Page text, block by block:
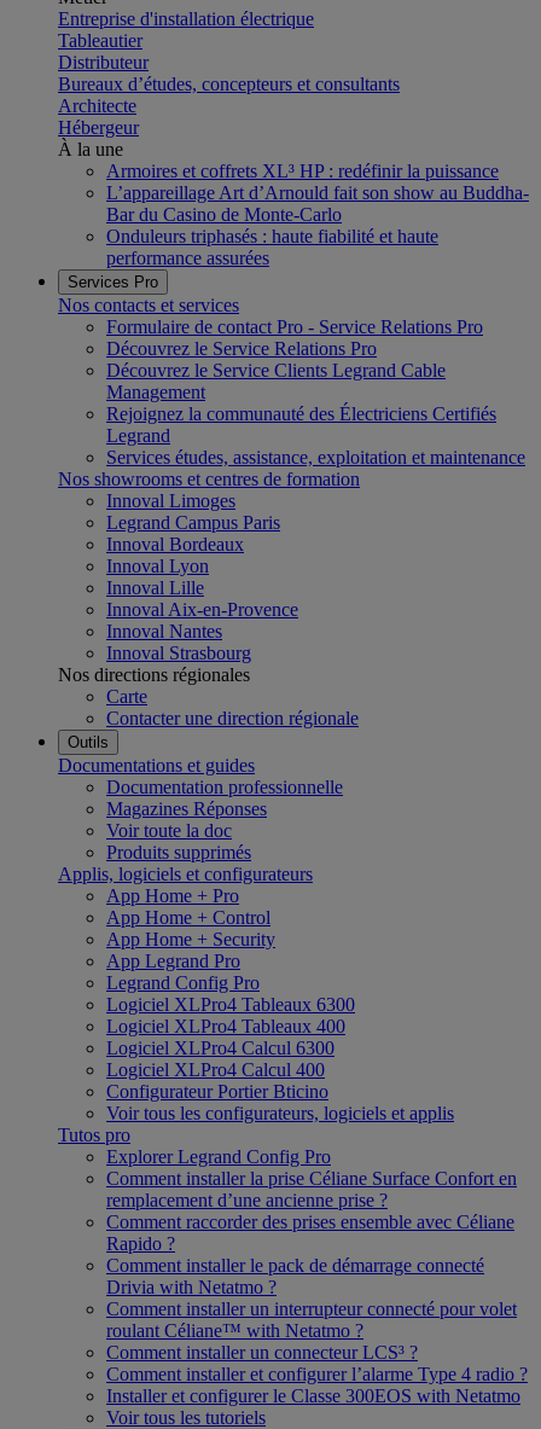
Entreprise d'installation électrique
Tableautier
Distributeur
Bureaux d’études, concepteurs et consultants
Architecte
Hébergeur
À la une
Armoires et coffrets XL³ HP : redéfinir la puissance
L’appareillage Art d’Arnould fait son show au Buddha-
Bar du Casino de Monte-Carlo
Onduleurs triphasés : haute fiabilité et haute
performance assurées
Services Pro
Nos contacts et services
Formulaire de contact Pro - Service Relations Pro
Découvrez le Service Relations Pro
Découvrez le Service Clients Legrand Cable
Management
Rejoignez la communauté des Électriciens Certifiés
Legrand
Services études, assistance, exploitation et maintenance
Nos showrooms et centres de formation
Innoval Limoges
Legrand Campus Paris
Innoval Bordeaux
Innoval Lyon
Innoval Lille
Innoval Aix-en-Provence
Innoval Nantes
Innoval Strasbourg
Nos directions régionales
Carte
Contacter une direction régionale
Outils
Documentations et guides
Documentation professionnelle
Magazines Réponses
Voir toute la doc
Produits supprimés
Applis, logiciels et configurateurs
App Home + Pro
App Home + Control
App Home + Security
App Legrand Pro
Legrand Config Pro
Logiciel XLPro4 Tableaux 6300
Logiciel XLPro4 Tableaux 400
Logiciel XLPro4 Calcul 6300
Logiciel XLPro4 Calcul 400
Configurateur Portier Bticino
Voir tous les configurateurs, logiciels et applis
Tutos pro
Explorer Legrand Config Pro
Comment installer la prise Céliane Surface Confort en
remplacement d’une ancienne prise ?
Comment raccorder des prises ensemble avec Céliane
Rapido ?
Comment installer le pack de démarrage connecté
Drivia with Netatmo ?
Comment installer un interrupteur connecté pour volet
roulant Céliane™ with Netatmo ?
Comment installer un connecteur LCS³ ?
Comment installer et configurer l’alarme Type 4 radio ?
Installer et configurer le Classe 300EOS with Netatmo
Voir tous les tutoriels